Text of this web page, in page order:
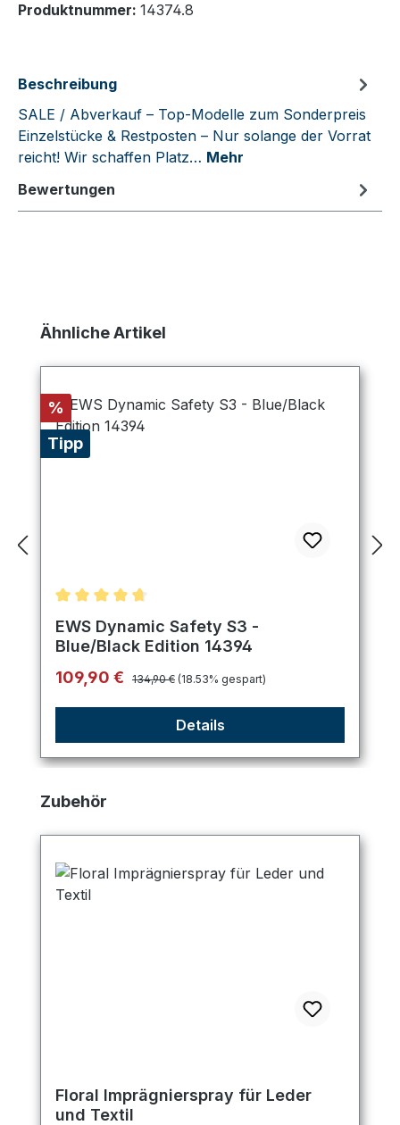
Produktnummer: 14374.8
Beschreibung
SALE / Abverkauf – Top-Modelle zum Sonderpreis
Einzelstücke & Restposten – Nur solange der Vorrat
reicht! Wir schaffen Platz… Mehr
Bewertungen
Produktgalerie überspringen
Ähnliche Artikel
Rabatt
%
Tipp
Durchschnittliche Bewertung von 4.75 von 5
EWS Dynamic Safety S3 -
Blue/Black Edition 14394
Verkaufspreis:
109,90 € Regulärer Preis:
134,90 € (18.53% gespart)
Details
Produktgalerie überspringen
Zubehör
Floral Imprägnierspray für Leder
und Textil